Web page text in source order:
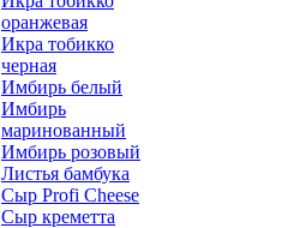
оранжевая
Икра тобикко
черная
Имбирь белый
Имбирь
маринованный
Имбирь розовый
Листья бамбука
Сыр Profi Cheese
Сыр креметта